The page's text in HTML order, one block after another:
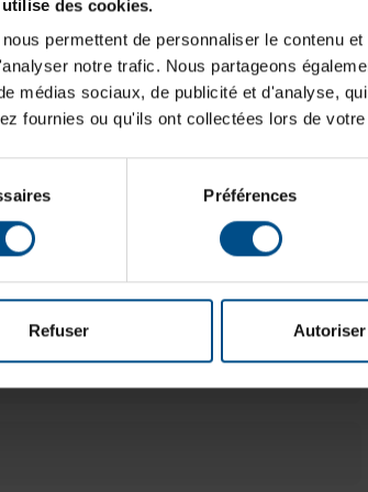
des cookies.
permettent de personnaliser le contenu
notre trafic. Nous partageons
médias sociaux, de publicité et d'analyse,
fournies ou qu'ils ont collectées lors de
Préférences
Refuser
RAM
Professionn
el
Connectiques
Thunderbolt 4, USB‑A,
HDMI, audio